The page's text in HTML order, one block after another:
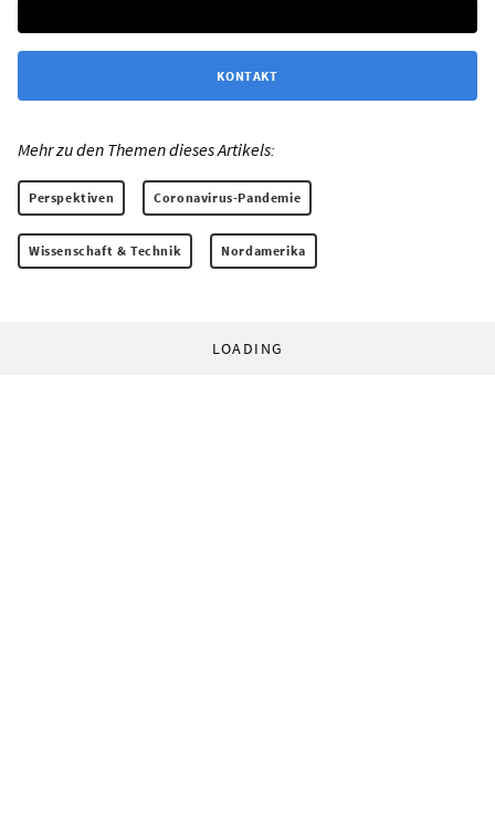
KONTAKT
Mehr zu den Themen dieses Artikels:
Perspektiven Coronavirus-Pandemie
Wissenschaft & Technik Nordamerika
LOADING